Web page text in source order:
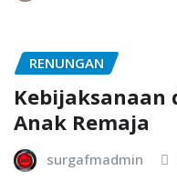
RENUNGAN
Kebijaksanaan
Anak Remaja
surgafmadmin